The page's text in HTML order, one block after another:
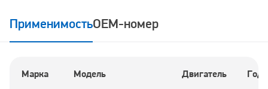
ПрименимостьOEM-номер
Марка Модель Двигатель Год